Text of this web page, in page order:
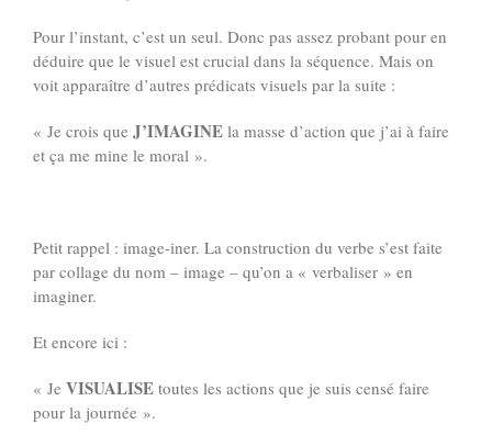
Pour l’instant, c’est un seul. Donc pas assez probant pour en
déduire que le visuel est crucial dans la séquence. Mais on
voit apparaître d’autres prédicats visuels par la suite :
« Je crois que J’IMAGINE la masse d’action que j’ai à faire
et ça me mine le moral ».
Petit rappel : image-iner. La construction du verbe s’est faite
par collage du nom – image – qu’on a « verbaliser » en
imaginer.
Et encore ici :
« Je VISUALISE toutes les actions que je suis censé faire
pour la journée ».